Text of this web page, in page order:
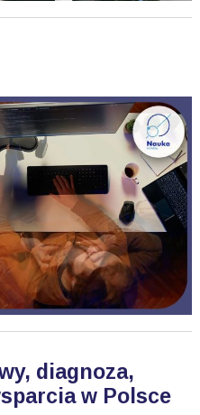
diagnoza,
w Polsce